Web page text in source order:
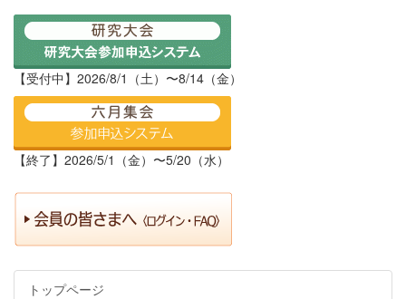
【受付中】2026/8/1（土）〜8/14（金）
【終了】2026/5/1（金）〜5/20（水）
トップページ